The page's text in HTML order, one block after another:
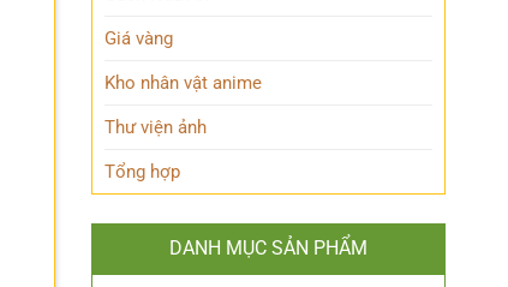
Giá vàng
Kho nhân vật anime
Thư viện ảnh
Tổng hợp
DANH MỤC SẢN PHẨM